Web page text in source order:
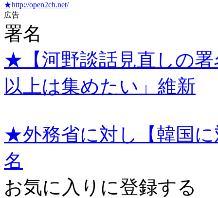
★http://open2ch.net/
広告
署名
★【河野談話見直しの
以上は集めたい」維新
★外務省に対し【韓国
名
お気に入りに登録する